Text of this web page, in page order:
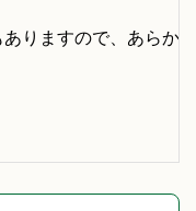
りますので、あらか